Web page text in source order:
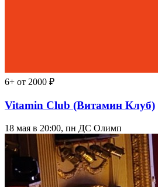
6+ от 2000 ₽
Vitamin Club (Витамин Клуб)
18 мая в 20:00, пн ДС Олимп